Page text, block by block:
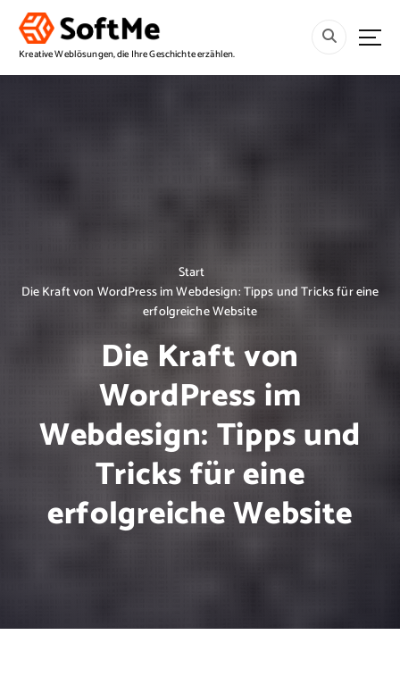
Kreative Weblösungen, die Ihre Geschichte erzählen.
Start
Die Kraft von WordPress im Webdesign: Tipps und Tricks für eine
erfolgreiche Website
Die Kraft von
WordPress im
Webdesign: Tipps und
Tricks für eine
erfolgreiche Website